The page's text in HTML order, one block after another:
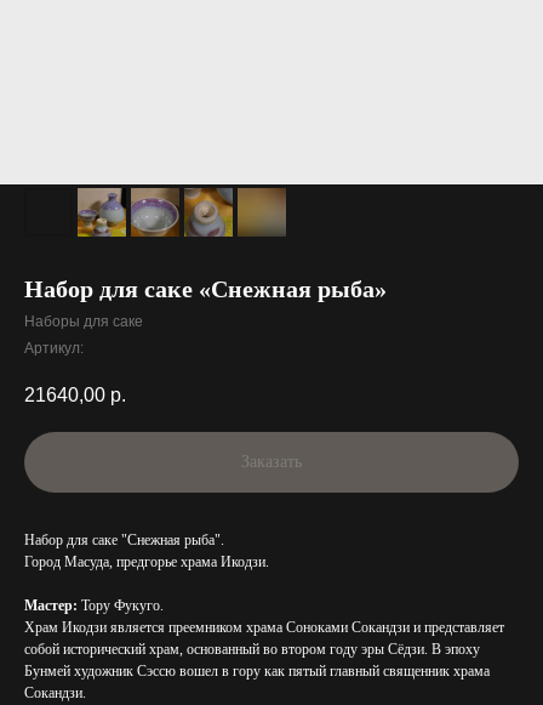
Набор для саке «Снежная рыба»
Наборы для саке
Артикул:
21640,00 р.
Заказать
Набор для саке "Снежная рыба".
Город Масуда, предгорье храма Икодзи.
Мастер: Тору Фукуго.
Храм Икодзи является преемником храма Соноками Сокандзи и представляет
собой исторический храм, основанный во втором году эры Сёдзи. В эпоху
Бунмей художник Сэссю вошел в гору как пятый главный священник храма
Сокандзи.